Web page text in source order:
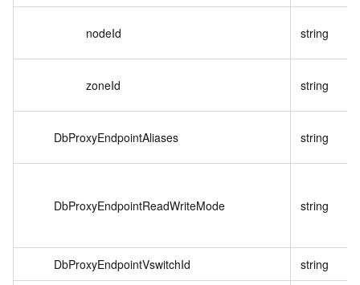
nodeId string
zoneId string
DbProxyEndpointAliases string
DbProxyEndpointReadWriteMode string
DbProxyEndpointVswitchId string